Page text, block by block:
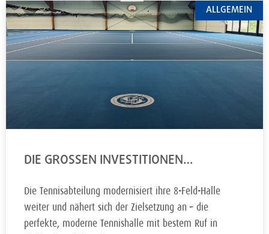
ALLGEMEIN
DIE GROSSEN INVESTITIONEN…
Die Tennisabteilung modernisiert ihre 8-Feld-Halle
weiter und nähert sich der Zielsetzung an – die
perfekte, moderne Tennishalle mit bestem Ruf in